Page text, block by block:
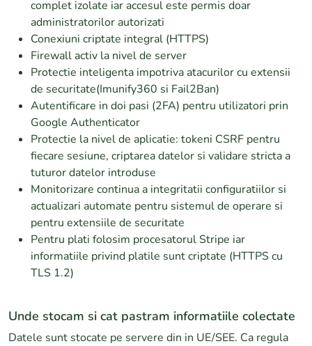
complet izolate iar accesul este permis doar
administratorilor autorizati
Conexiuni criptate integral (HTTPS)
Firewall activ la nivel de server
Protectie inteligenta impotriva atacurilor cu extensii
de securitate(Imunify360 si Fail2Ban)
Autentificare in doi pasi (2FA) pentru utilizatori prin
Google Authenticator
Protectie la nivel de aplicatie: tokeni CSRF pentru
fiecare sesiune, criptarea datelor si validare stricta a
tuturor datelor introduse
Monitorizare continua a integritatii configuratiilor si
actualizari automate pentru sistemul de operare si
pentru extensiile de securitate
Pentru plati folosim procesatorul Stripe iar
informatiile privind platile sunt criptate (HTTPS cu
TLS 1.2)
Unde stocam si cat pastram informatiile colectate
Datele sunt stocate pe servere din in UE/SEE. Ca regula